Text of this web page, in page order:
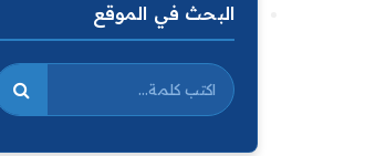
البحث في الموقع